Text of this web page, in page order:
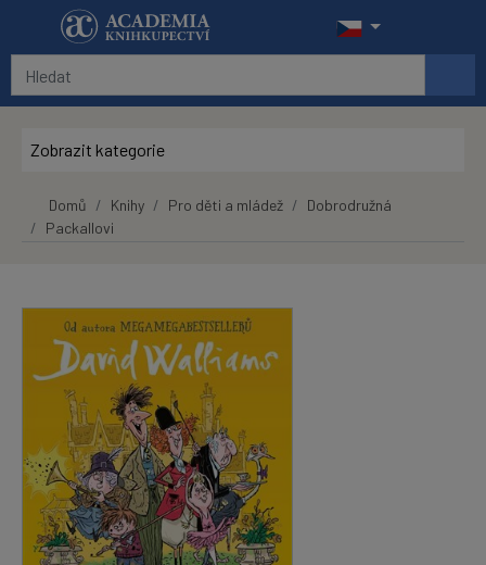
Přeskočit na hlavní obsah
Zobrazit kategorie
Domů Knihy Pro děti a mládež
Dobrodružná
Packallovi